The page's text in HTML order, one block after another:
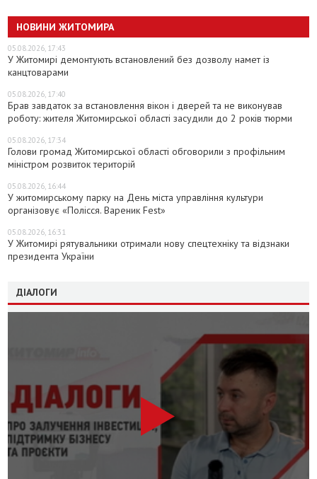
НОВИНИ ЖИТОМИРА
05.08.2026, 17:43
У Житомирі демонтують встановлений без дозволу намет із
канцтоварами
05.08.2026, 17:40
Брав завдаток за встановлення вікон і дверей та не виконував
роботу: жителя Житомирської області засудили до 2 років тюрми
05.08.2026, 17:34
Голови громад Житомирської області обговорили з профільним
міністром розвиток територій
05.08.2026, 16:44
У житомирському парку на День міста управління культури
організовує «Полісся. Вареник Fest»
05.08.2026, 16:31
У Житомирі рятувальники отримали нову спецтехніку та відзнаки
президента України
ДІАЛОГИ